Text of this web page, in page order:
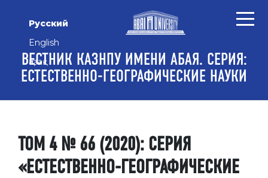
Русский
English
Қазақ
ВЕСТНИК КАЗНПУ ИМЕНИ АБАЯ. СЕРИЯ:
ЕСТЕСТВЕННО-ГЕОГРАФИЧЕСКИЕ НАУКИ
ТОМ 4 № 66 (2020): СЕРИЯ
«ЕСТЕСТВЕННО-ГЕОГРАФИЧЕСКИЕ